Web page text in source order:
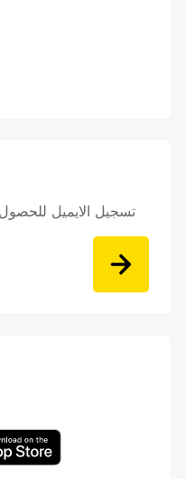
تسجيل الايميل